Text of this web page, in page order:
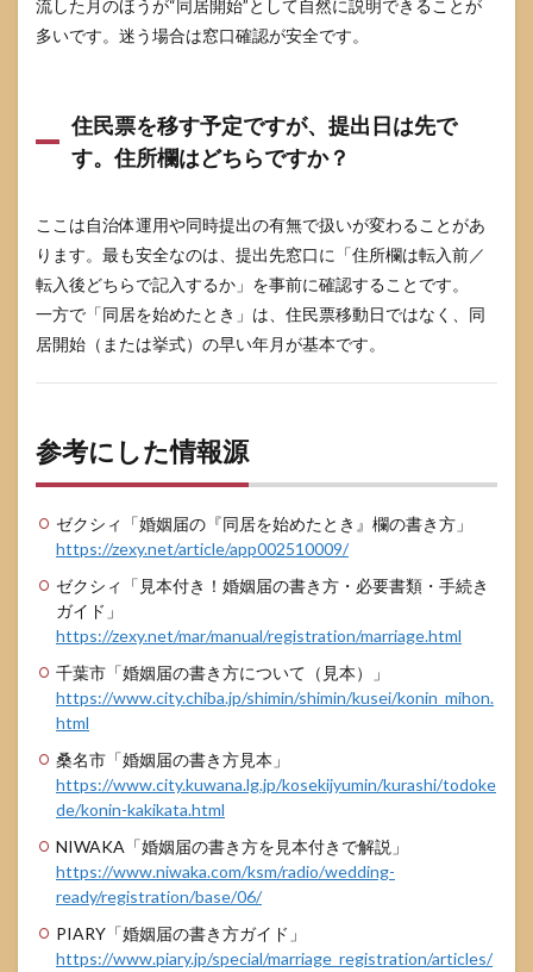
流した月のほうが“同居開始”として自然に説明できることが
多いです。迷う場合は窓口確認が安全です。
住民票を移す予定ですが、提出日は先で
す。住所欄はどちらですか？
ここは自治体運用や同時提出の有無で扱いが変わることがあ
ります。最も安全なのは、提出先窓口に「住所欄は転入前／
転入後どちらで記入するか」を事前に確認することです。
一方で「同居を始めたとき」は、住民票移動日ではなく、同
居開始（または挙式）の早い年月が基本です。
参考にした情報源
ゼクシィ「婚姻届の『同居を始めたとき』欄の書き方」
https://zexy.net/article/app002510009/
ゼクシィ「見本付き！婚姻届の書き方・必要書類・手続き
ガイド」
https://zexy.net/mar/manual/registration/marriage.html
千葉市「婚姻届の書き方について（見本）」
https://www.city.chiba.jp/shimin/shimin/kusei/konin_mihon.
html
桑名市「婚姻届の書き方見本」
https://www.city.kuwana.lg.jp/kosekijyumin/kurashi/todoke
de/konin-kakikata.html
NIWAKA「婚姻届の書き方を見本付きで解説」
https://www.niwaka.com/ksm/radio/wedding-
ready/registration/base/06/
PIARY「婚姻届の書き方ガイド」
https://www.piary.jp/special/marriage_registration/articles/